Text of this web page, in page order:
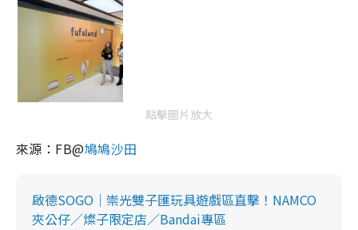
點擊圖片放大
來源：FB@鳩鳩沙田
啟德SOGO｜崇光雙子匯玩具遊戲區直擊！NAMCO
夾公仔／燦子限定店／Bandai專區